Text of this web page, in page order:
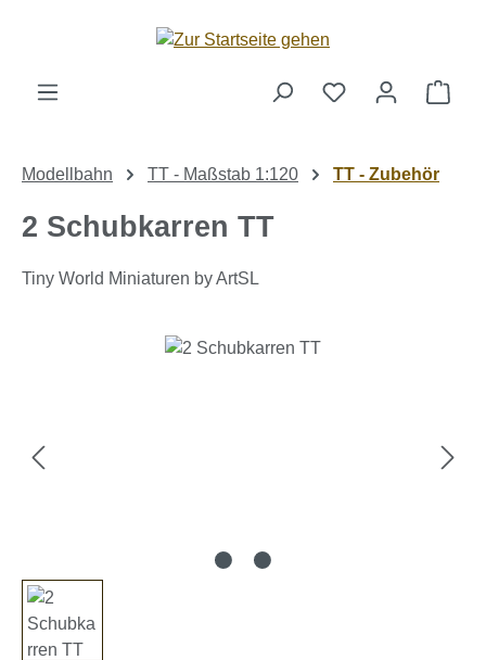
Zum Hauptinhalt springen
Modellbahn TT - Maßstab 1:120 TT - Zubehör
2 Schubkarren TT
Tiny World Miniaturen by ArtSL
Bildergalerie überspringen